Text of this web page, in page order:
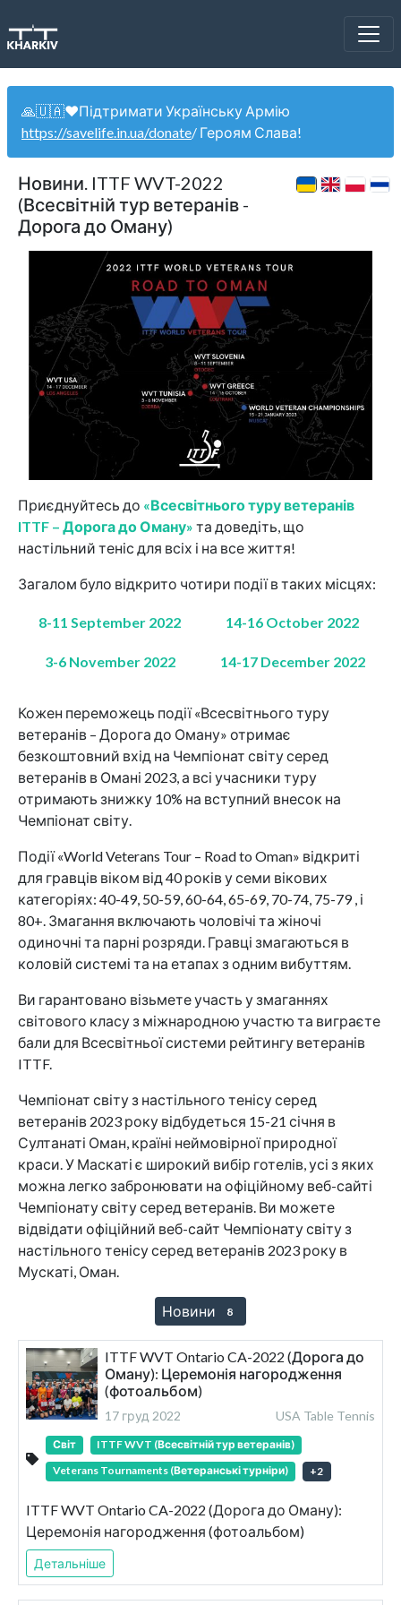
🙏🇺🇦❤️Підтримати Українську Армію
https://savelife.in.ua/donate/ Героям Слава!
Новини. ITTF WVT-2022
(Всесвітній тур ветеранів -
Дорога до Оману)
Приєднуйтесь до «Всесвітнього туру ветеранів
ITTF – Дорога до Оману» та доведіть, що
настільний теніс для всіх і на все життя!
Загалом було відкрито чотири події в таких місцях:
8-11 September 2022 14-16 October 2022
3-6 November 2022 14-17 December 2022
Кожен переможець події «Всесвітнього туру
ветеранів – Дорога до Оману» отримає
безкоштовний вхід на Чемпіонат світу серед
ветеранів в Омані 2023, а всі учасники туру
отримають знижку 10% на вступний внесок на
Чемпіонат світу.
Події «World Veterans Tour – Road to Oman» відкриті
для гравців віком від 40 років у семи вікових
категоріях: 40-49, 50-59, 60-64, 65-69, 70-74, 75-79 , і
80+. Змагання включають чоловічі та жіночі
одиночні та парні розряди. Гравці змагаються в
коловій системі та на етапах з одним вибуттям.
Ви гарантовано візьмете участь у змаганнях
світового класу з міжнародною участю та виграєте
бали для Всесвітньої системи рейтингу ветеранів
ITTF.
Чемпіонат світу з настільного тенісу серед
ветеранів 2023 року відбудеться 15-21 січня в
Султанаті Оман, країні неймовірної природної
краси. У Маскаті є широкий вибір готелів, усі з яких
можна легко забронювати на офіційному веб-сайті
Чемпіонату світу серед ветеранів. Ви можете
відвідати офіційний веб-сайт Чемпіонату світу з
настільного тенісу серед ветеранів 2023 року в
Мускаті, Оман.
Новини 8
ITTF WVT Ontario CA-2022 (Дорога до
Оману): Церемонія нагородження
(фотоальбом)
17 груд 2022 USA Table Tennis
Світ
ITTF WVT (Всесвітній тур ветеранів)
Veterans Tournaments (Ветеранські турніри)
+2
ITTF WVT Ontario CA-2022 (Дорога до Оману):
Церемонія нагородження (фотоальбом)
Детальніше